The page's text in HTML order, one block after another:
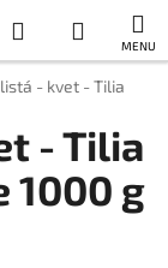
Hľadať
KOŠÍK
- kvet - Tilia
- Tilia
1000 g